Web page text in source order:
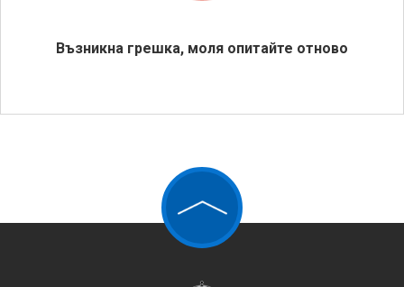
Възникна грешка, моля опитайте отново